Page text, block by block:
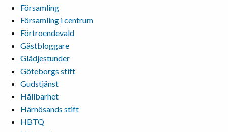
Församling
Församling i centrum
Förtroendevald
Gästbloggare
Glädjestunder
Göteborgs stift
Gudstjänst
Hållbarhet
Härnösands stift
HBTQ